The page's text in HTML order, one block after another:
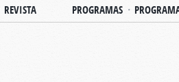
REVISTA PROGRAMAS